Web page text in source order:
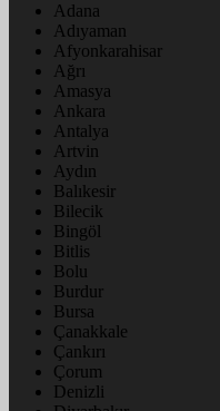
Adana
Adıyaman
Afyonkarahisar
Ağrı
Amasya
Ankara
Antalya
Artvin
Aydın
Balıkesir
Bilecik
Bingöl
Bitlis
Bolu
Burdur
Bursa
Çanakkale
Çankırı
Çorum
Denizli